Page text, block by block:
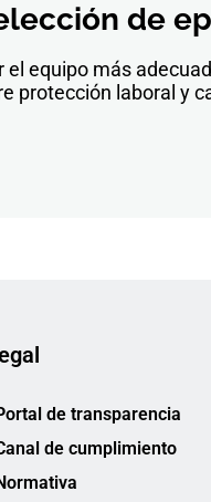
de
equipo más
protección laboral y
de transparencia
de cumplimiento